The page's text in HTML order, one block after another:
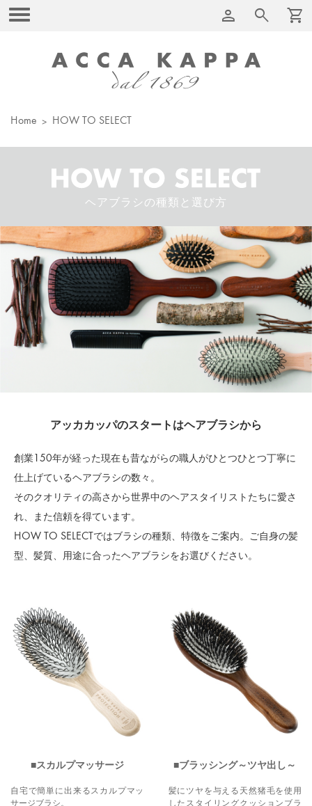
shopping_cart
person search
Home HOW TO SELECT
ヘアブラシの種類と選び方
アッカカッパのスタートはヘアブラシから
創業150年が経った現在も昔ながらの職人がひとつひとつ丁寧に
仕上げているヘアブラシの数々。
そのクオリティの高さから世界中のヘアスタイリストたちに愛さ
れ、また信頼を得ています。
HOW TO SELECTではブラシの種類、特徴をご案内。ご自身の髪
型、髪質、用途に合ったヘアブラシをお選びください。
スカルプマッサージ
自宅で簡単に出来るスカルプマッ
サージブラシ。
ブラッシング～ツヤ出し～
髪にツヤを与える天然猪毛を使用
したスタイリングクッションブラ